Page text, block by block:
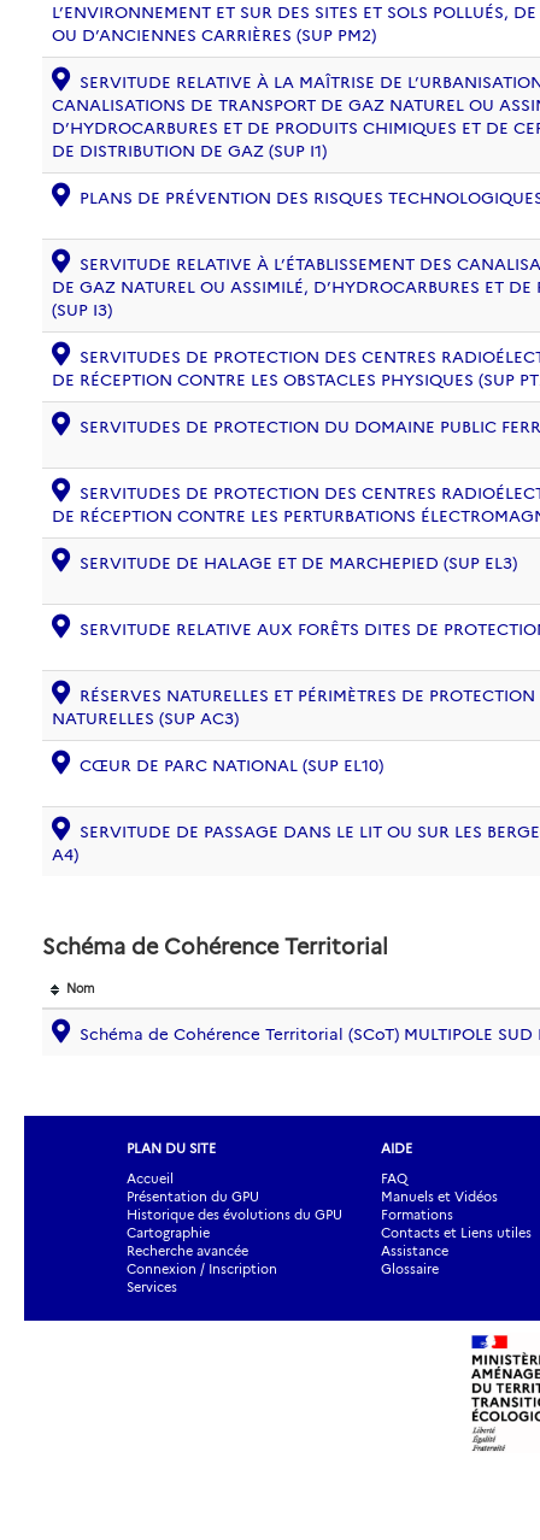
L’ENVIRONNEMENT ET SUR DES SITES ET SOLS POLLUÉS,
OU D’ANCIENNES CARRIÈRES (SUP PM2)
SERVITUDE RELATIVE À LA MAÎTRISE DE
CANALISATIONS DE TRANSPORT DE GAZ NATUREL OU
D’HYDROCARBURES ET DE PRODUITS CHIMIQUES ET DE
DE DISTRIBUTION DE GAZ (SUP I1)
PLANS DE PRÉVENTION DES RISQUES
SERVITUDE RELATIVE À L’ÉTABLISSEMENT DES
DE GAZ NATUREL OU ASSIMILÉ, D’HYDROCARBURES ET
(SUP I3)
SERVITUDES DE PROTECTION DES CENTRES
DE RÉCEPTION CONTRE LES OBSTACLES PHYSIQUES (SUP
SERVITUDES DE PROTECTION DU DOMAINE PUBLIC
SERVITUDES DE PROTECTION DES CENTRES
DE RÉCEPTION CONTRE LES PERTURBATIONS
SERVITUDE DE HALAGE ET DE MARCHEPIED (SUP EL3)
SERVITUDE RELATIVE AUX FORÊTS DITES DE
RÉSERVES NATURELLES ET PÉRIMÈTRES DE
NATURELLES (SUP AC3)
CŒUR DE PARC NATIONAL (SUP EL10)
SERVITUDE DE PASSAGE DANS LE LIT OU SUR LES
A4)
Schéma de Cohérence Territorial
Nom
Schéma de Cohérence Territorial (SCoT) MULTIPOLE SUD
PLAN DU SITE
Accueil
Présentation du GPU
Historique des évolutions du GPU
Cartographie
Recherche avancée
Connexion / Inscription
Services
AIDE
FAQ
Manuels et Vidéos
Formations
Contacts et Liens utiles
Assistance
Glossaire